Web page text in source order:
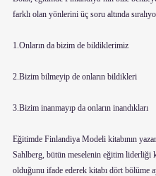
farklı olan yönlerini üç soru altında
1.Onların da bizim de bildiklerimiz
2.Bizim bilmeyip de onların bildikleri
3.Bizim inanmayıp da onların inandıkları
Eğitimde Finlandiya Modeli kitabının
Sahlberg, bütün meselenin eğitim liderliği
olduğunu ifade ederek kitabı dört bölüme